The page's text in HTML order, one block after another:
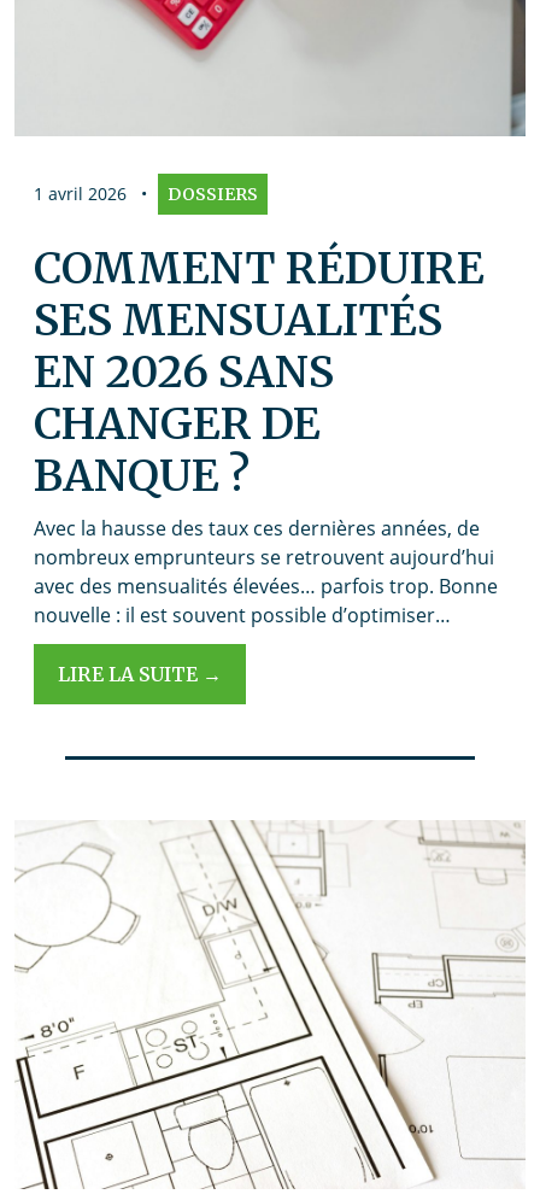
1 avril 2026 • DOSSIERS
COMMENT RÉDUIRE
SES MENSUALITÉS
EN 2026 SANS
CHANGER DE
BANQUE ?
Avec la hausse des taux ces dernières années, de
nombreux emprunteurs se retrouvent aujourd’hui
avec des mensualités élevées… parfois trop. Bonne
nouvelle : il est souvent possible d’optimiser…
LIRE LA SUITE →